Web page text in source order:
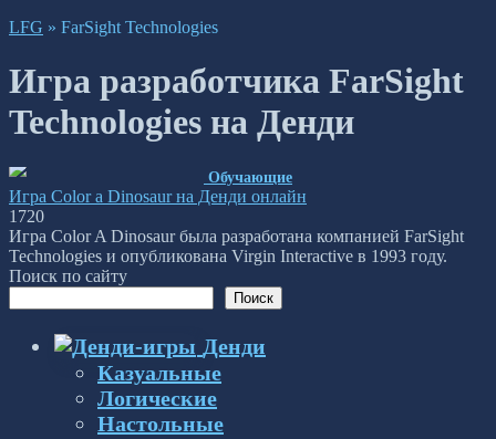
LFG » FarSight Technologies
Игра разработчика FarSight
Technologies на Денди
Обучающие
Игра Color a Dinosaur на Денди онлайн
1 720
Игра Color A Dinosaur была разработана компанией FarSight
Technologies и опубликована Virgin Interactive в 1993 году.
Поиск по сайту
Поиск
Денди
Казуальные
Логические
Настольные